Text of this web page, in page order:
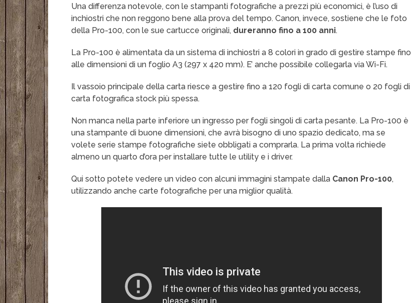
Una differenza notevole, con le stampanti fotografiche a prezzi più economici, è l’uso di
inchiostri che non reggono bene alla prova del tempo. Canon, invece, sostiene che le foto
della Pro-100, con le sue cartucce originali, dureranno fino a 100 anni.
La Pro-100 è alimentata da un sistema di inchiostri a 8 colori in grado di gestire stampe fino
alle dimensioni di un foglio A3 (297 x 420 mm). E’ anche possibile collegarla via Wi-Fi.
Il vassoio principale della carta riesce a gestire fino a 120 fogli di carta comune o 20 fogli di
carta fotografica stock più spessa.
Non manca nella parte inferiore un ingresso per fogli singoli di carta pesante. La Pro-100 è
una stampante di buone dimensioni, che avrà bisogno di uno spazio dedicato, ma se
volete serie stampe fotografiche siete obbligati a comprarla. La prima volta richiede
almeno un quarto d’ora per installare tutte le utility e i driver.
Qui sotto potete vedere un video con alcuni immagini stampate dalla Canon Pro-100,
utilizzando anche carte fotografiche per una miglior qualità.